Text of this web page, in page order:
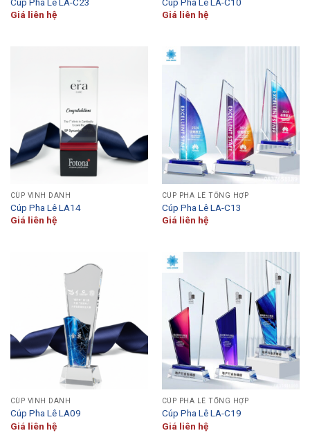
Giá liên hệ
Giá liên hệ
CÚP VINH DANH
Cúp Pha Lê LA14
Giá liên hệ
CÚP PHA LÊ TỔNG HỢP
Cúp Pha Lê LA-C13
Giá liên hệ
CÚP VINH DANH
Cúp Pha Lê LA09
Giá liên hệ
CÚP PHA LÊ TỔNG HỢP
Cúp Pha Lê LA-C19
Giá liên hệ